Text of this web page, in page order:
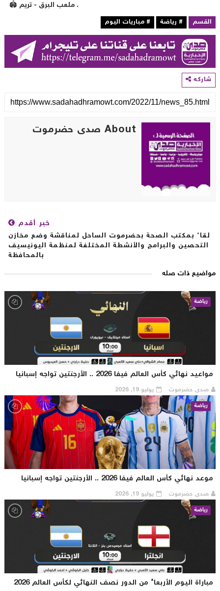
# رياضة # مباريات اليوم
About صدى حضرموت
خبر أقدم
لقاء بمكتب الصحة بحضرموت الساحل لمناقشة وضع مخازن
التحصين والبرامج والأنشطة المختلفة لمنظمة اليونيسيف
بالمحافظة
ذات صله
رياضة
نهائي كأس العالم فيفا 2026 .. الأرجنتين تواجه إسبانيا
صدى حضرموت
يوليو 19, 2026
رياضة
نهائي كأس العالم فيفا 2026 .. الأرجنتين تواجه إسبانيا
صدى حضرموت
يوليو 19, 2026
رياضة
اليوم الأربعاء من الدور نصف النهائي لكأس العالم 2026